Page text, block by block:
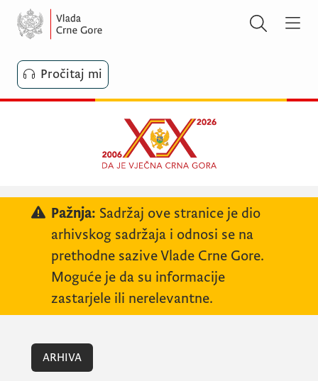
Pročitaj mi
Pažnja: Sadržaj ove stranice je dio
arhivskog sadržaja i odnosi se na
prethodne sazive Vlade Crne Gore.
Moguće je da su informacije
zastarjele ili nerelevantne.
ARHIVA